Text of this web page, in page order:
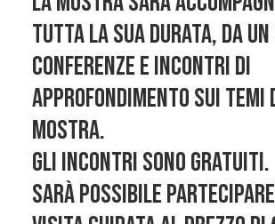
tutta la sua durata, da
conferenze e incontri di
approfondimento sui
mostra.
Gli incontri sono gratuiti.
Sarà possibile